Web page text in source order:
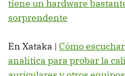
tiene un hardware
sorprendente
En Xataka | Cómo
analítica para probar la